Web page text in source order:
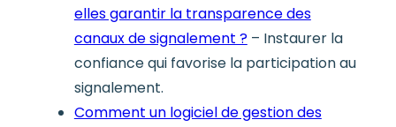
elles garantir la transparence des
canaux de signalement ?– Instaurer la
confiance qui favorise la participation au
signalement.
Comment un logiciel de gestion des